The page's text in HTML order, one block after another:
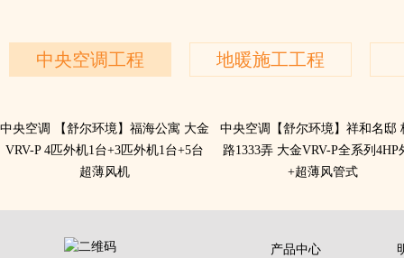
中央空调工程 地暖施工工程
中央空调 ​【舒尔环境】福海公寓 大金
VRV-P 4匹外机1台+3匹外机1台+5台
超薄风机
中央空调【舒尔环境】祥和名邸
路1333弄 大金VRV-P全系列4HP
+超薄风管式
产品中心